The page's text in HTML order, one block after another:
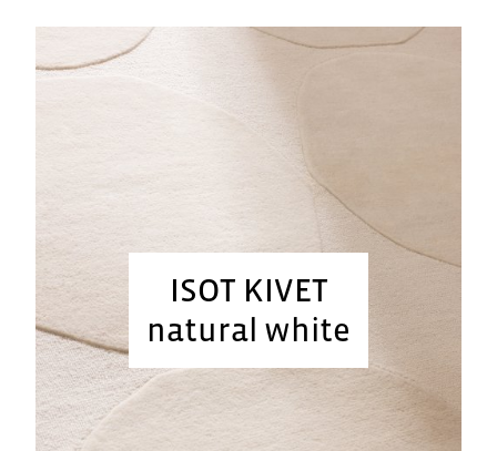
ISOT KIVET
natural white